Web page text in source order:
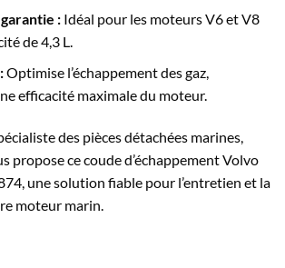
:Idéal pour les moteurs V6 et V8
de 4,3 L.
Optimise l’échappement des gaz,
efficacité maximale du moteur.
des pièces détachées marines,
propose ce coude d’échappement Volvo
une solution fiable pour l’entretien et la
moteur marin.